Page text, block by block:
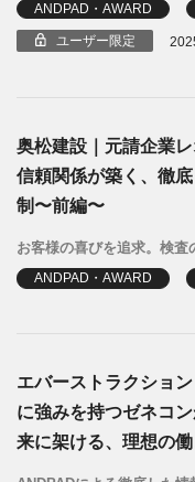
ANDPAD・AWARD
ユーザー限定
奥松建設｜元請企業
信頼関係が築く、徹
制〜前編〜
お客様の喜びを追求。検査
ANDPAD・AWARD
エバーストラクショ
に強みを持つゼネコ
来に架ける、理想の